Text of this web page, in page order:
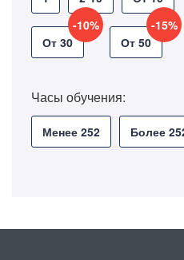
От 30
-10%
От 50
-15%
Часы обучения:
Менее 252 Более